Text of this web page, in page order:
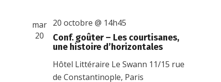
mar
20
Conf. goûter – Les courtisanes,
une histoire d’horizontales
20 octobre @ 14h45
Hôtel Littéraire Le Swann 11/15 rue
de Constantinople, Paris